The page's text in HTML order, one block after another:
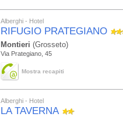
Alberghi - Hotel
RIFUGIO PRATEGIANO
Montieri (Grosseto)
Via Prategiano, 45
Mostra recapiti
Alberghi - Hotel
LA TAVERNA